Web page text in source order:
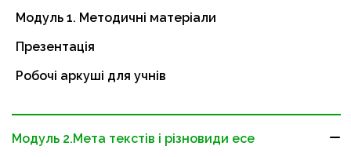
Модуль 1. Методичні матеріали
Презентація
Робочі аркуші для учнів
Модуль 2.Мета текстів і різновиди есе